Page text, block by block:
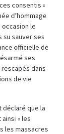
consentis »
d’hommage
occasion le
su sauver ses
officielle de
ses
dans
de vie
déclaré que la
« les
les massacres